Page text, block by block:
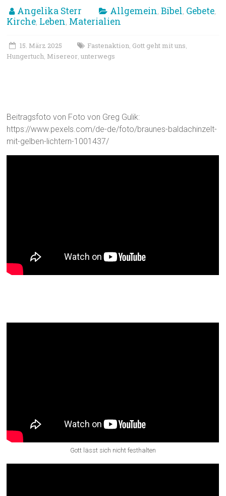
Angelika Sterr Allgemein,Bibel, Gebete,
Kirche, Leben, Materialien
15. März 2025 Fastenaktion, Gott geht mit uns,
Hungertuch, Misereor,unterwegs
Beitragsfoto von Foto von Greg Gulik:
https://www.pexels.com/de-de/foto/braunes-baldachinzelt-
mit-gelben-lichtern-1001437/
Gott lässt sich nicht festhalten